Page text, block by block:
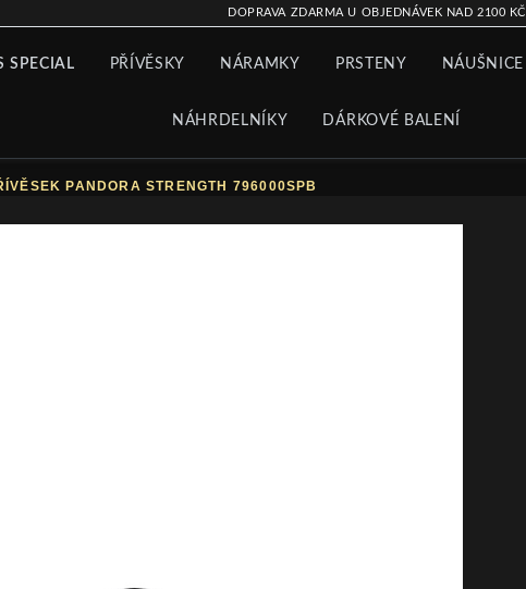
DOPRAVA ZDARMA U OBJEDNÁVEK NAD 2100 KČ
SPECIAL PŘÍVĚSKY NÁRAMKY PRSTENY NÁUŠNICE
NÁHRDELNÍKY DÁRKOVÉ BALENÍ
PANDORA STRENGTH 796000SPB